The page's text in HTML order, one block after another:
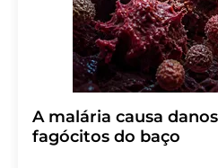
A malária causa
fagócitos do baço